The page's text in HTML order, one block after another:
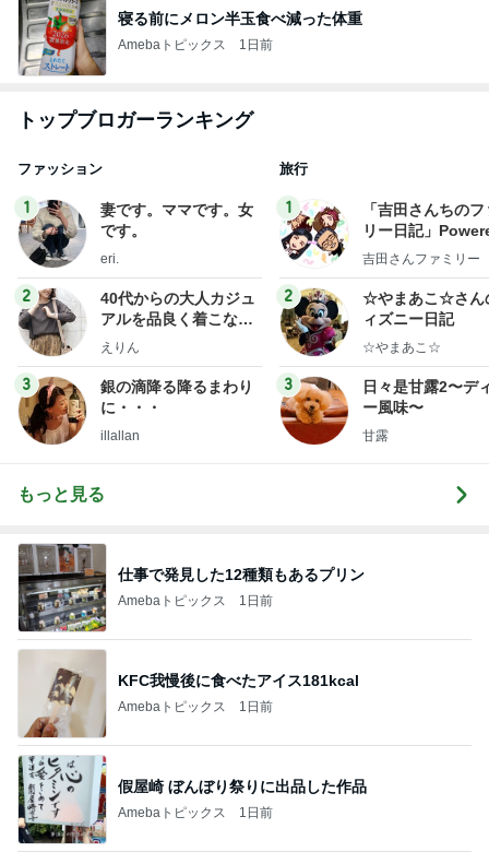
寝る前にメロン半玉食べ減った体重
Amebaトピックス 1日前
トップブロガーランキング
ファッション
1
妻です。ママです。女
です。
eri.
2
40代からの大人カジュ
アルを品良く着こなす
ファッションブログ
えりん
3
銀の滴降る降るまわり
に・・・
illallan
旅行
1
「吉田さんちの
リー日記」
y Ameba 吉田さ
ログ
吉田さんファミリー
2
☆やまあこ☆さん
ィズニー日記
☆やまあこ☆
3
日々是甘露2〜デ
ー風味〜
甘露
もっと見る
仕事で発見した12種類もあるプリン
Amebaトピックス 1日前
KFC我慢後に食べたアイス181kcal
Amebaトピックス 1日前
假屋崎 ぼんぼり祭りに出品した作品
Amebaトピックス 1日前